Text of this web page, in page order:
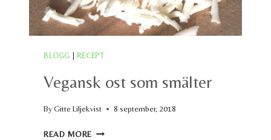
BLOGG RECEPT
Vegansk ost som smälter
ByGitte Liljekvist 8 september, 2018
READ MORE VEGANSK